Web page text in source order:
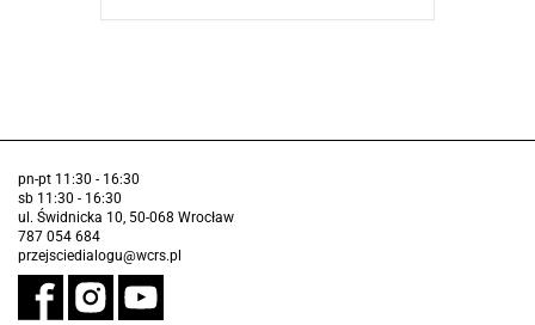
pn-pt 11:30 - 16:30
sb 11:30 - 16:30
ul. Świdnicka 10, 50-068 Wrocław
787 054 684
przejsciedialogu@wcrs.pl